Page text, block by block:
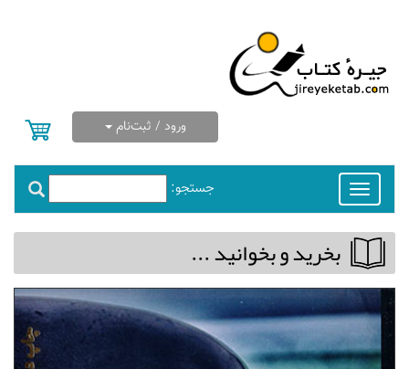
ورود / ثبت‌نام
جستجو:
Toggle
navigation
بخريد و بخوانيد ...